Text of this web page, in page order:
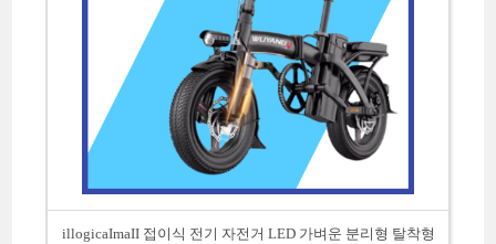
illogicaImaII 접이식 전기 자전거 LED 가벼운 분리형 탈착형